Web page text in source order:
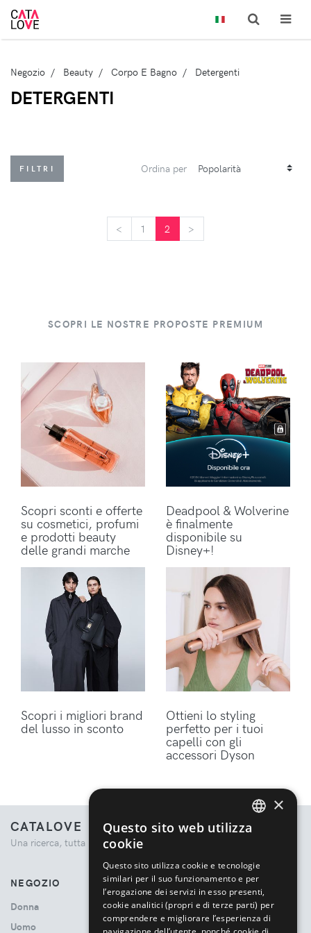
Negozio Beauty Corpo E Bagno Detergenti
DETERGENTI
FILTRI Ordina per
< 1 2 >
SCOPRI LE NOSTRE PROPOSTE PREMIUM
Scopri sconti e offerte
su cosmetici, profumi
e prodotti beauty
delle grandi marche
Deadpool & Wolverine
è finalmente
disponibile su
Disney+!
Scopri i migliori brand
del lusso in sconto
Ottieni lo styling
perfetto per i tuoi
capelli con gli
accessori Dyson
CATALOVE
Una ricerca, tutta la moda.
NEGOZIO
Donna
Uomo
×
Questo sito web utilizza
cookie
Questo sito utilizza cookie e tecnologie
similari per il suo funzionamento e per
l’erogazione dei servizi in esso presenti,
cookie analitici (propri e di terze parti) per
comprendere e migliorare l’esperienza di